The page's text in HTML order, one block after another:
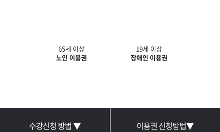
65세 이상
노인 이용권
19세 이상
장애인 이용권
수강신청 방법 ▼ 이용권 신청방법▼